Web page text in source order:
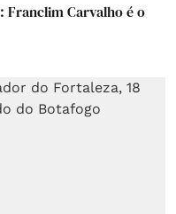
Franclim Carvalho é o